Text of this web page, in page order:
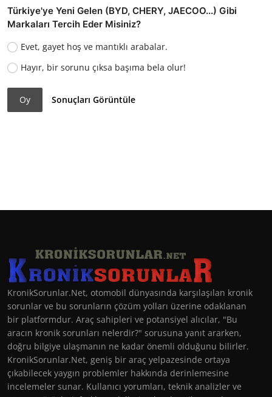
Türkiye'ye Yeni Gelen (BYD, CHERY, JAECOO...) Gibi
Markaları Tercih Eder Misiniz?
Evet, gayet hoş ve mantıklı arabalar.
Hayır, bir sorunu çıksa başıma bela olur!
Oy Sonuçları Görüntüle
KronikSorunlar.Net, otomobil dünyasında karşılaşılan kronik
sorunlar ve bu sorunların çözüm yolları üzerine odaklanan
bir platformdur. Araç sahipleri ve potansiyel alıcılar, "Bu
aracın kronik sorunları nelerdir?" sorusuna yanıt ararken,
doğru bilgiye ulaşmanın ne kadar önemli olduğunu bilirler.
KronikSorunlar.Net, geniş bir araç yelpazesinde ortaya
çıkabilecek yaygın problemler hakkında derinlemesine
incelemeler sunar. Kullanıcı yorumları, teknik analizler ve